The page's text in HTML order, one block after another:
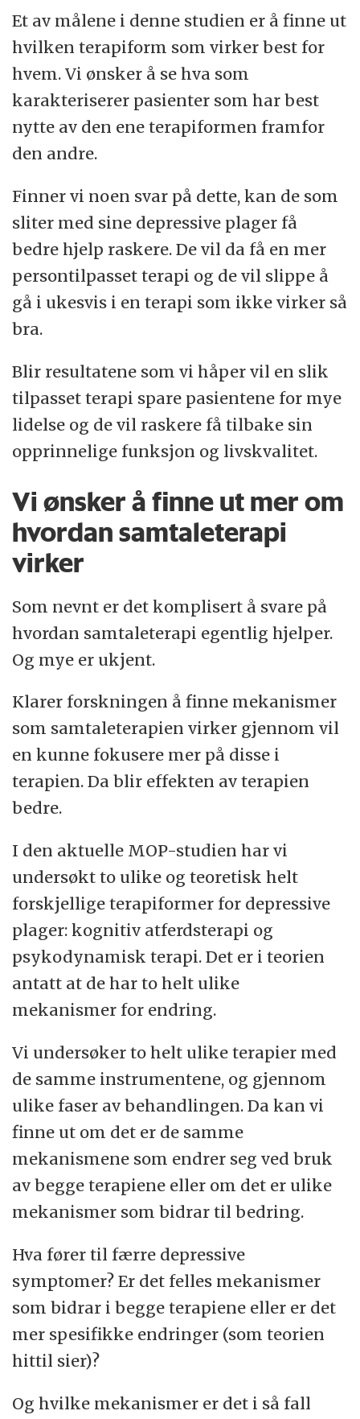
Et av målene i denne studien er å finne ut
hvilken terapiform som virker best for
hvem. Vi ønsker å se hva som
karakteriserer pasienter som har best
nytte av den ene terapiformen framfor
den andre.
Finner vi noen svar på dette, kan de som
sliter med sine depressive plager få
bedre hjelp raskere. De vil da få en mer
persontilpasset terapi og de vil slippe å
gå i ukesvis i en terapi som ikke virker så
bra.
Blir resultatene som vi håper vil en slik
tilpasset terapi spare pasientene for mye
lidelse og de vil raskere få tilbake sin
opprinnelige funksjon og livskvalitet.
Vi ønsker å finne ut mer om
hvordan samtaleterapi
virker
Som nevnt er det komplisert å svare på
hvordan samtaleterapi egentlig hjelper.
Og mye er ukjent.
Klarer forskningen å finne mekanismer
som samtaleterapien virker gjennom vil
en kunne fokusere mer på disse i
terapien. Da blir effekten av terapien
bedre.
I den aktuelle MOP-studien har vi
undersøkt to ulike og teoretisk helt
forskjellige terapiformer for depressive
plager: kognitiv atferdsterapi og
psykodynamisk terapi. Det er i teorien
antatt at de har to helt ulike
mekanismer for endring.
Vi undersøker to helt ulike terapier med
de samme instrumentene, og gjennom
ulike faser av behandlingen. Da kan vi
finne ut om det er de samme
mekanismene som endrer seg ved bruk
av begge terapiene eller om det er ulike
mekanismer som bidrar til bedring.
Hva fører til færre depressive
symptomer? Er det felles mekanismer
som bidrar i begge terapiene eller er det
mer spesifikke endringer (som teorien
hittil sier)?
Og hvilke mekanismer er det i så fall